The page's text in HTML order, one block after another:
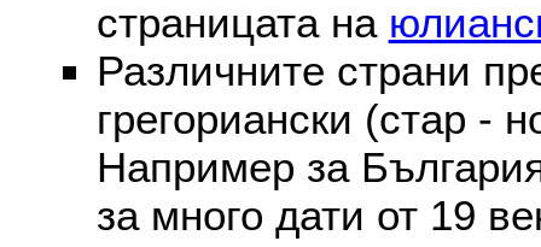
страницата на
Различните страни
грегориански (стар -
Например за
за много дати от 19